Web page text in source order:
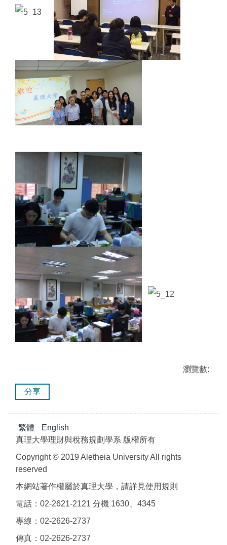
瀏覽數:
分享
繁體
English
真理大學理財與稅務規劃學系 版權所有
Copyright © 2019 Aletheia University All rights
reserved
本網站著作權屬於真理大學，請詳見使用規則
電話：02-2621-2121 分機 1630、4345
專線：02-2626-2737
傳真：02-2626-2737